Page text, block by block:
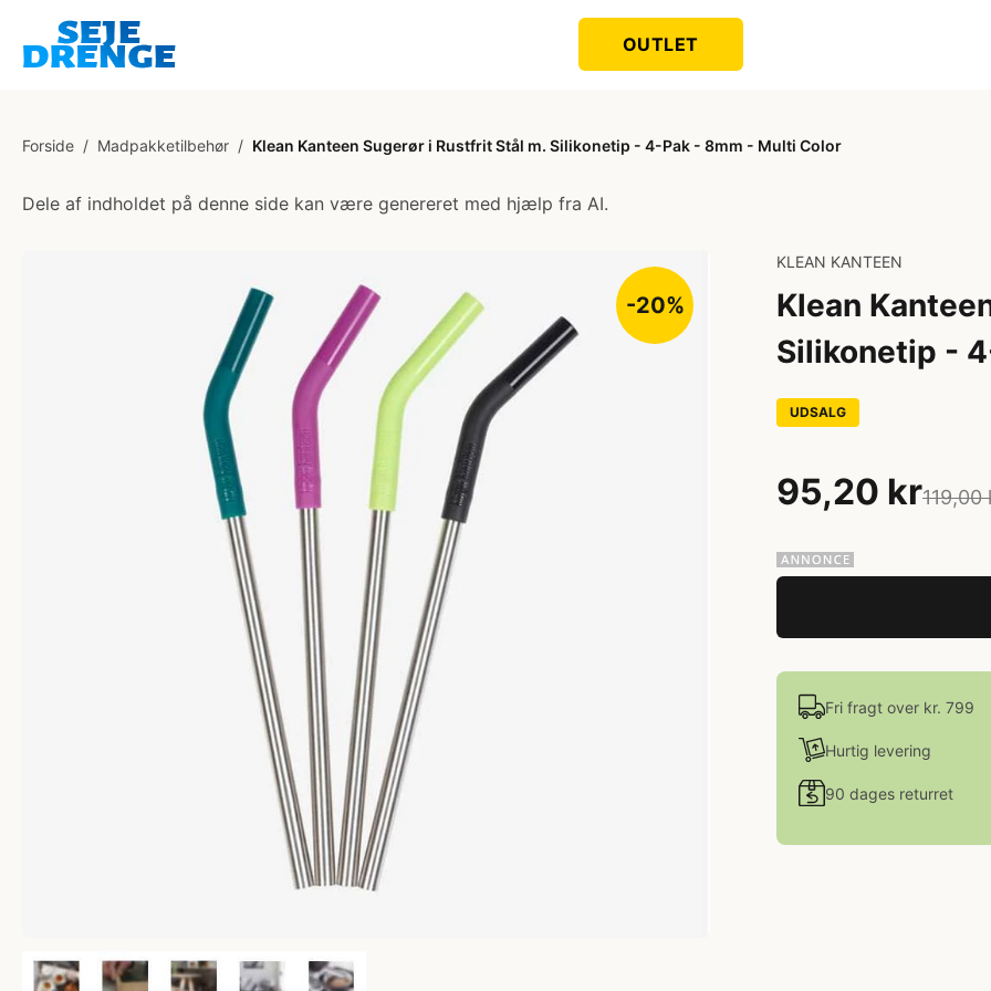
OUTLET
Forside / Madpakketilbehør / Klean Kanteen Sugerør i Rustfrit Stål m. Silikonetip - 4-Pak - 8mm - Multi Color
Dele af indholdet på denne side kan være genereret med hjælp fra AI.
-20%
KLEAN KANTEEN
Klean
Silikonetip -
UDSALG
95,20 kr119,00
Fri fragt over kr. 799
Hurtig levering
90 dages returret